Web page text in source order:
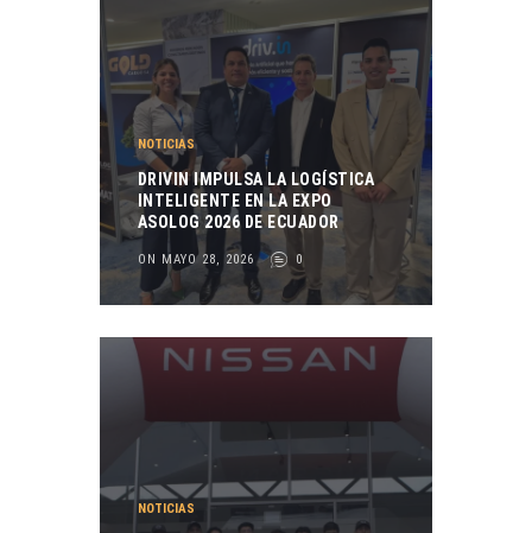
NOTICIAS
DRIVIN IMPULSA LA LOGÍSTICA
INTELIGENTE EN LA EXPO
ASOLOG 2026 DE ECUADOR
ON MAYO 28, 2026 0
NOTICIAS